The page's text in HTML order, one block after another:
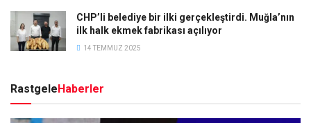
CHP’li belediye bir ilki gerçekleştirdi. Muğla’nın
ilk halk ekmek fabrikası açılıyor
14 TEMMUZ 2025
Rastgele Haberler